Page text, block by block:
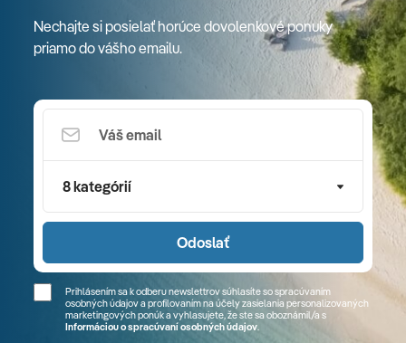
Nechajte si posielať horúce dovolenkové ponuky
priamo do vášho emailu.
8 kategórií
Odoslať
Prihlásením sa k odberu newslettrov súhlasíte so spracúvaním
osobných údajov a profilovaním na účely zasielania personalizovaných
marketingových ponúk a vyhlasujete, že ste sa oboznámil/a s
Informáciou o spracúvaní osobných údajov.